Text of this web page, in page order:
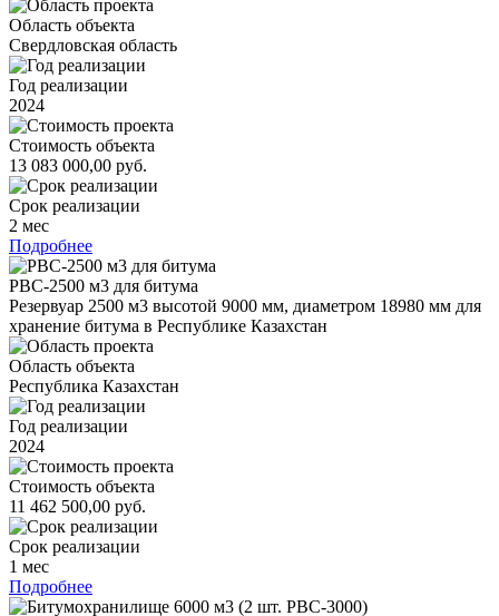
Область объекта
Свердловская область
Год реализации
2024
Стоимость объекта
13 083 000,00 руб.
Срок реализации
2 мес
Подробнее
РВС-2500 м3 для битума
Резервуар 2500 м3 высотой 9000 мм, диаметром 18980 мм для
хранение битума в Республике Казахстан
Область объекта
Республика Казахстан
Год реализации
2024
Стоимость объекта
11 462 500,00 руб.
Срок реализации
1 мес
Подробнее